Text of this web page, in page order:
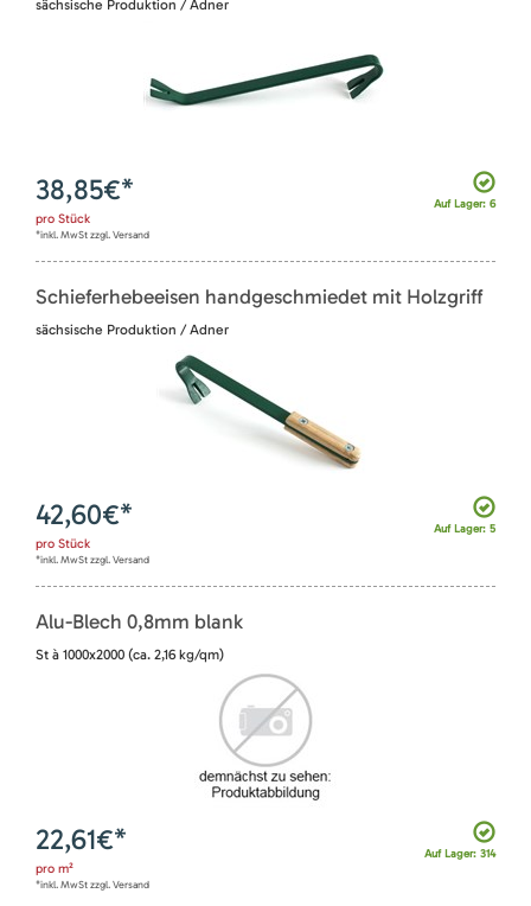
sächsische Produktion / Adner
Auf Lager: 6
38,85€*
pro Stück
*inkl. MwSt zzgl. Versand
Schieferhebeeisen handgeschmiedet mit Holzgriff
sächsische Produktion / Adner
Auf Lager: 5
42,60€*
pro Stück
*inkl. MwSt zzgl. Versand
Alu-Blech 0,8mm blank
St à 1000x2000 (ca. 2,16 kg/qm)
Auf Lager: 314
22,61€*
pro m²
*inkl. MwSt zzgl. Versand